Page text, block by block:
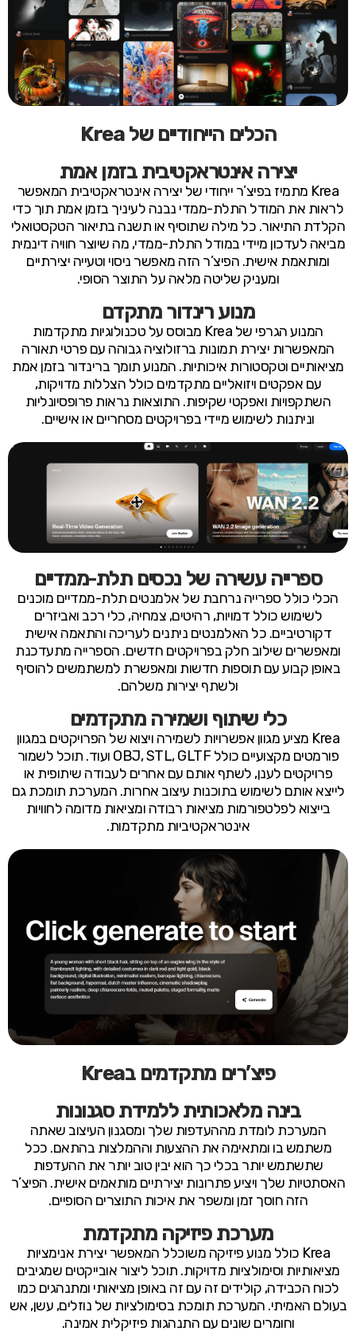
הכלים הייחודיים של Krea
יצירה אינטראקטיבית בזמן אמת
Krea מתמיז בפיצ’ר ייחודי של יצירה אינטראקטיבית המאפשר
לראות את המודל התלת-ממדי נבנה לעיניך בזמן אמת תוך כדי
הקלדת התיאור. כל מילה שתוסיף או תשנה בתיאור הטקסטואלי
מביאה לעדכון מיידי במודל התלת-ממדי, מה שיוצר חוויה דינמית
ומותאמת אישית. הפיצ’ר הזה מאפשר ניסוי וטעייה יצירתיים
ומעניק שליטה מלאה על התוצר הסופי.
מנוע רינדור מתקדם
המנוע הגרפי של Krea מבוסס על טכנולוגיות מתקדמות
המאפשרות יצירת תמונות ברזולוציה גבוהה עם פרטי תאורה
מציאותיים וטקסטורות איכותיות. המנוע תומך ברינדור בזמן אמת
עם אפקטים ויזואליים מתקדמים כולל הצללות מדויקות,
השתקפויות ואפקטי שקיפות. התוצאות נראות פרופסיונליות
וניתנות לשימוש מיידי בפרויקטים מסחריים או אישיים.
ספרייה עשירה של נכסים תלת-ממדיים
הכלי כולל ספרייה נרחבת של אלמנטים תלת-ממדיים מוכנים
לשימוש כולל דמויות, רהיטים, צמחיה, כלי רכב ואביזרים
דקורטיביים. כל האלמנטים ניתנים לעריכה והתאמה אישית
ומאפשרים שילוב חלק בפרויקטים חדשים. הספרייה מתעדכנת
באופן קבוע עם תוספות חדשות ומאפשרת למשתמשים להוסיף
ולשתף יצירות משלהם.
כלי שיתוף ושמירה מתקדמים
Krea מציע מגוון אפשרויות לשמירה ויצוא של הפרויקטים במגוון
פורמטים מקצועיים כולל OBJ, STL, GLTF ועוד. תוכל לשמור
פרויקטים לענן, לשתף אותם עם אחרים לעבודה שיתופית או
לייצא אותם לשימוש בתוכנות עיצוב אחרות. המערכת תומכת גם
בייצוא לפלטפורמות מציאות רבודה ומציאות מדומה לחוויות
אינטראקטיביות מתקדמות.
פיצ’רים מתקדמים בKrea
בינה מלאכותית ללמידת סגנונות
המערכת לומדת מההעדפות שלך ומסגנון העיצוב שאתה
משתמש בו ומתאימה את ההצעות וההמלצות בהתאם. ככל
שתשתמש יותר בכלי כך הוא יבין טוב יותר את ההעדפות
האסתטיות שלך ויציע פתרונות יצירתיים מותאמים אישית. הפיצ’ר
הזה חוסך זמן ומשפר את איכות התוצרים הסופיים.
מערכת פיזיקה מתקדמת
Krea כולל מנוע פיזיקה משוכלל המאפשר יצירת אנימציות
מציאותיות וסימולציות מדויקות. תוכל ליצור אובייקטים שמגיבים
לכוח הכבידה, קולידים זה עם זה באופן מציאותי ומתנהגים כמו
בעולם האמיתי. המערכת תומכת בסימולציות של נוזלים, עשן, אש
וחומרים שונים עם התנהגות פיזיקלית אמינה.